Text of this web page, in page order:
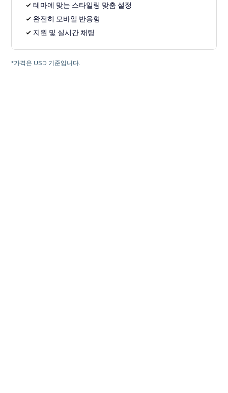
테마에 맞는 스타일링 맞춤 설정
완전히 모바일 반응형
지원 및 실시간 채팅
*가격은 USD 기준입니다.